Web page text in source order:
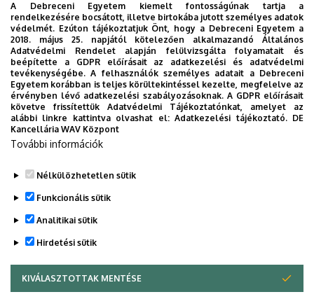
Szakdolgozat, záróvizsga
Igazságügyi
igazgatási
Jogi asszisztens
A Debreceni Egyetem kiemelt fontosságúnak tartja a
rendelkezésére bocsátott, illetve birtokába jutott személyes adatok
védelmét. Ezúton tájékoztatjuk Önt, hogy a Debreceni Egyetem a
2018. május 25. napjától kötelezően alkalmazandó Általános
Adatvédelmi Rendelet alapján felülvizsgálta folyamatait és
beépítette a GDPR előírásait az adatkezelési és adatvédelmi
tevékenységébe. A felhasználók személyes adatait a Debreceni
Egyetem korábban is teljes körültekintéssel kezelte, megfelelve az
érvényben lévő adatkezelési szabályozásoknak. A GDPR előírásait
követve frissítettük Adatvédelmi Tájékoztatónkat, amelyet az
alábbi linkre kattintva olvashat el:Adatkezelési tájékoztató. DE
Kancellária WAV Központ
További információk
Nélkülözhetetlen sütik
Funkcionális sütik
Analitikai sütik
Hirdetési sütik
KIVÁLASZTOTTAK MENTÉSE
WITHDRAW CONSENT